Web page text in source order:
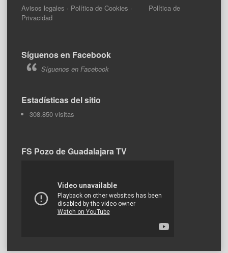
Avisos legales · Política de Cookies · Política de
Privacidad
Síguenos en Facebook
Síguenos en Facebook
Estadísticas del sitio
308.850 visitas
FS Pozo de Guadalajara TV